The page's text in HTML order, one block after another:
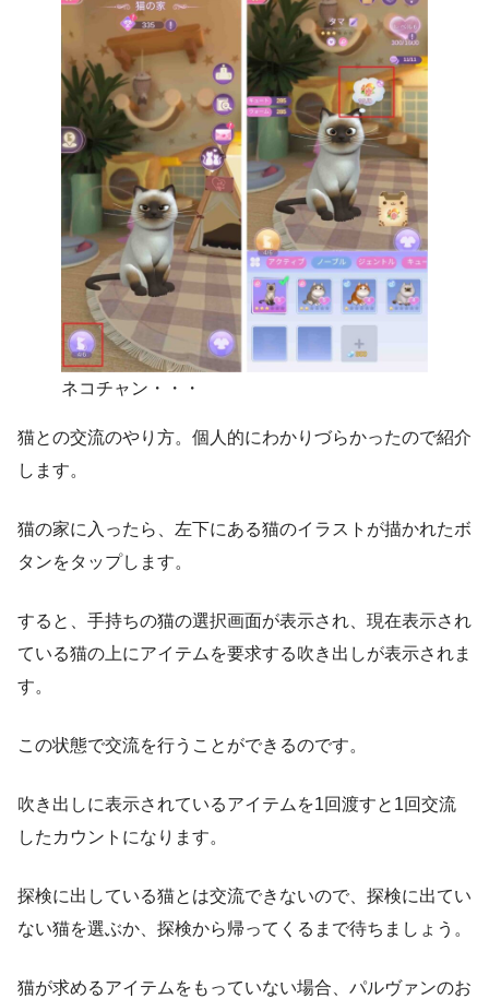
ネコチャン・・・
猫との交流のやり方。個人的にわかりづらかったので紹介
します。
猫の家に入ったら、左下にある猫のイラストが描かれたボ
タンをタップします。
すると、手持ちの猫の選択画面が表示され、現在表示され
ている猫の上にアイテムを要求する吹き出しが表示されま
す。
この状態で交流を行うことができるのです。
吹き出しに表示されているアイテムを1回渡すと1回交流
したカウントになります。
探検に出している猫とは交流できないので、探検に出てい
ない猫を選ぶか、探検から帰ってくるまで待ちましょう。
猫が求めるアイテムをもっていない場合、パルヴァンのお